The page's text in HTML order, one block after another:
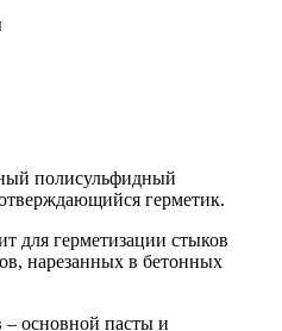
полисульфидный
герметик.
для герметизации стыков
нарезанных в бетонных
– основной пасты и